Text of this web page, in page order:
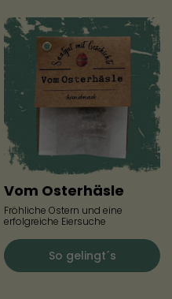
Vom Osterhäsle
Fröhliche Ostern und eine
erfolgreiche Eiersuche
So gelingt´s